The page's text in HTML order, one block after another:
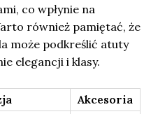
co wpłynie na
również pamiętać, że
może podkreślić atuty
elegancji i klasy.
Akcesoria